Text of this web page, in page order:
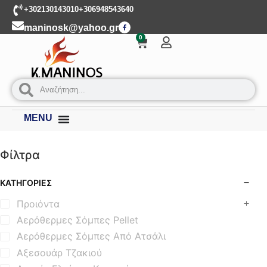
+302130143010+306948543640
maninosk@yahoo.gr
0
MENU
Φίλτρα
ΚΑΤΗΓΟΡΊΕΣ
Προιόντα
Αερόθερμες Σόμπες Pellet
Αερόθερμες Σόμπες Από Ατσάλι
Αξεσουάρ Τζακιού